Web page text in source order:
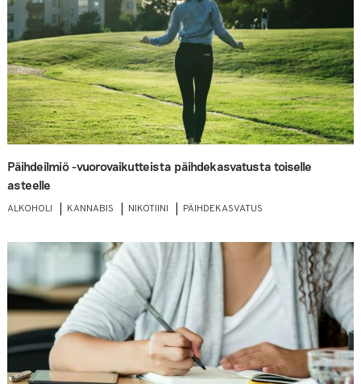
Päihdeilmiö -vuorovaikutteista päihdekasvatusta toiselle
asteelle
ALKOHOLI KANNABIS NIKOTIINI PÄIHDEKASVATUS